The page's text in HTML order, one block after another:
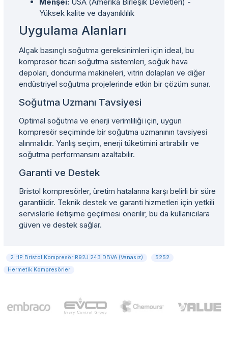
Yüksek kalite ve dayanıklılık
Uygulama Alanları
Alçak basınçlı soğutma gereksinimleri için ideal, bu
kompresör ticari soğutma sistemleri, soğuk hava
depoları, dondurma makineleri, vitrin dolapları ve diğer
endüstriyel soğutma projelerinde etkin bir çözüm sunar.
Soğutma Uzmanı Tavsiyesi
Optimal soğutma ve enerji verimliliği için, uygun
kompresör seçiminde bir soğutma uzmanının tavsiyesi
alınmalıdır. Yanlış seçim, enerji tüketimini artırabilir ve
soğutma performansını azaltabilir.
Garanti ve Destek
Bristol kompresörler, üretim hatalarına karşı belirli bir süre
garantilidir. Teknik destek ve garanti hizmetleri için yetkili
servislerle iletişime geçilmesi önerilir, bu da kullanıcılara
güven ve destek sağlar.
2 HP Bristol Kompresör R92J 243 DBVA (Vanasız)
5252
Hermetik Kompresörler